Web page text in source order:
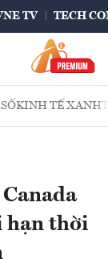
TV TECH
KINH TẾ XANH
hạn thời